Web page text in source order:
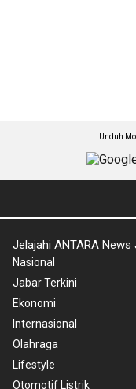
Unduh
Jelajahi ANTARA News
Nasional
Jabar Terkini
Ekonomi
Internasional
Olahraga
Lifestyle
Otomotif Listrik